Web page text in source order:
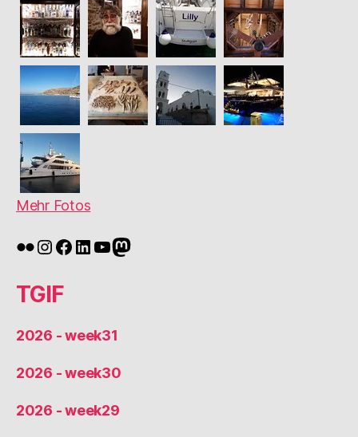
Mehr Fotos
Flickr
Instagram
Facebook
LinkedIn
YouTube
Mastodon
TGIF
2026 - week31
2026 - week30
2026 - week29